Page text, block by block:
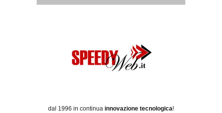
dal 1996 in continua innovazione tecnologica!